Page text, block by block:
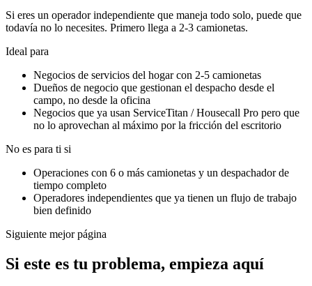
Si eres un operador independiente que maneja todo solo, puede que
todavía no lo necesites. Primero llega a 2-3 camionetas.
Ideal para
Negocios de servicios del hogar con 2-5 camionetas
Dueños de negocio que gestionan el despacho desde el
campo, no desde la oficina
Negocios que ya usan ServiceTitan / Housecall Pro pero que
no lo aprovechan al máximo por la fricción del escritorio
No es para ti si
Operaciones con 6 o más camionetas y un despachador de
tiempo completo
Operadores independientes que ya tienen un flujo de trabajo
bien definido
Siguiente mejor página
Si este es tu problema, empieza aquí